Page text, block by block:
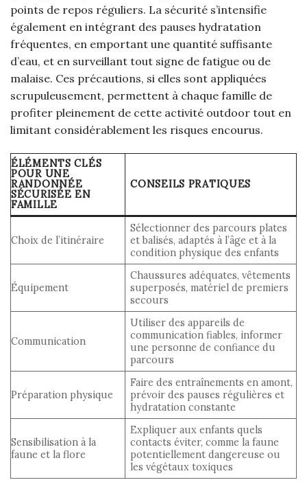
points de repos réguliers. La sécurité s’intensifie
également en intégrant des pauses hydratation
fréquentes, en emportant une quantité suffisante
d’eau, et en surveillant tout signe de fatigue ou de
malaise. Ces précautions, si elles sont appliquées
scrupuleusement, permettent à chaque famille de
profiter pleinement de cette activité outdoor tout en
limitant considérablement les risques encourus.
ÉLÉMENTS CLÉS
POUR UNE
RANDONNÉE
SÉCURISÉE EN
FAMILLE
CONSEILS PRATIQUES
Choix de l’itinéraire
Sélectionner des parcours plates
et balisés, adaptés à l’âge et à la
condition physique des enfants
Équipement
Chaussures adéquates, vêtements
superposés, matériel de premiers
secours
Communication
Utiliser des appareils de
communication fiables, informer
une personne de confiance du
parcours
Préparation physique
Faire des entraînements en amont,
prévoir des pauses régulières et
hydratation constante
Sensibilisation à la
faune et la flore
Expliquer aux enfants quels
contacts éviter, comme la faune
potentiellement dangereuse ou
les végétaux toxiques